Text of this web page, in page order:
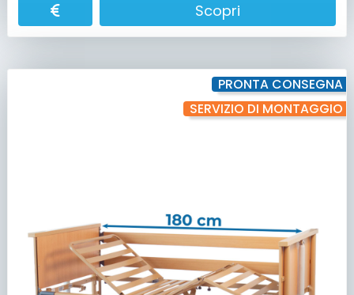
Scopri
PRONTA CONSEGNA
SERVIZIO DI MONTAGGIO